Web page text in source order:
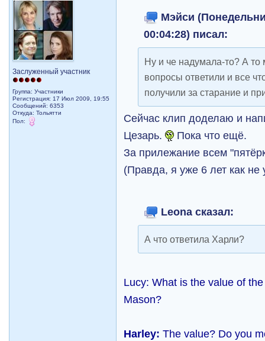
Заслуженный участник
Группа: Участники
Регистрация: 17 Июл 2009, 19:55
Сообщений: 6353
Откуда: Тольятти
Пол:
Мэйси
00:04:28) писал:
Ну и че надумала-то? А то
вопросы ответили и все
получили за старание и
Сейчас клип доделаю и
Цезарь.
Пока что ещё.
За прилежание всем
(Правда, я уже 6 лет как не
Leona сказал:
А что ответила Харли?
Lucy: What is the value of
Mason?
Harley:The value? Do you